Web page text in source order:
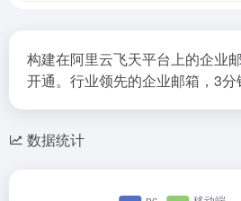
构建在阿里云飞天平台上的企业
开通。行业领先的企业邮箱，3分
数据统计